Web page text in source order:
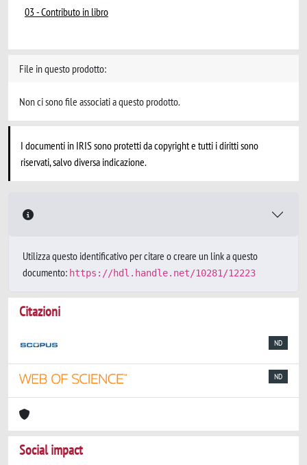
03 - Contributo in libro
File in questo prodotto:
Non ci sono file associati a questo prodotto.
I documenti in IRIS sono protetti da copyright e tutti i diritti sono
riservati, salvo diversa indicazione.
Utilizza questo identificativo per citare o creare un link a questo
documento: https://hdl.handle.net/10281/12223
Citazioni
ND
ND
Social impact